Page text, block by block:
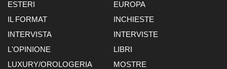
ESTERI
EUROPA
IL FORMAT
INCHIESTE
INTERVISTA
INTERVISTE
L'OPINIONE
LIBRI
LUXURY/OROLOGERIA
MOSTRE